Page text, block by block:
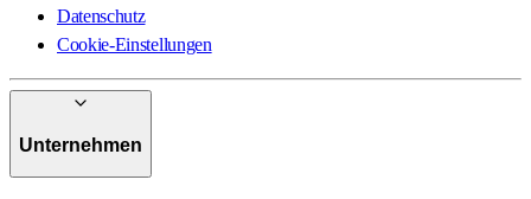
Datenschutz
Cookie-Einstellungen
Unternehmen